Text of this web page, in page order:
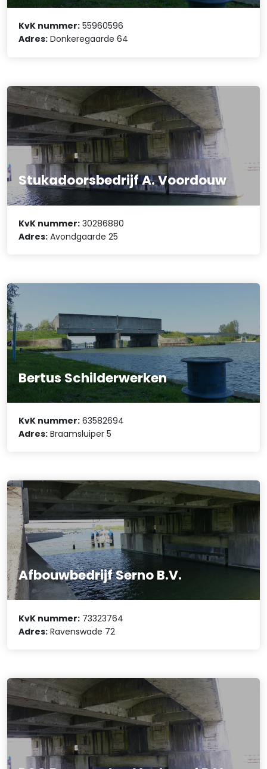
KvK nummer: 55960596
Adres: Donkeregaarde 64
Stukadoorsbedrijf A. Voordouw
KvK nummer: 30286880
Adres: Avondgaarde 25
Bertus Schilderwerken
KvK nummer: 63582694
Adres: Braamsluiper 5
Afbouwbedrijf Serno B.V.
KvK nummer: 73323764
Adres: Ravenswade 72